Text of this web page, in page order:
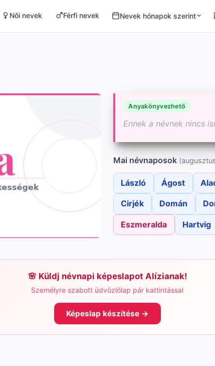
Női nevek Férfi nevek Nevek hónapok szerint
Anyakönyvezhető
Ennek a névnek nincs
Mai névnaposok
László Ágost
Cirjék Domán
Eszmeralda Hartvig
Küldj névnapi képeslapot Alízianak!
Személyre szabott üdvözlőlap pár kattintással
Képeslap készítése →